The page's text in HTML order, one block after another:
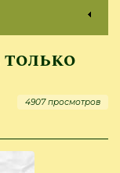
4907 просмотров